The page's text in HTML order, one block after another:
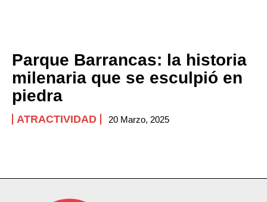
NEWSLETTER
Parque Barrancas: la historia
milenaria que se esculpió en
piedra
ATRACTIVIDAD 20 Marzo, 2025